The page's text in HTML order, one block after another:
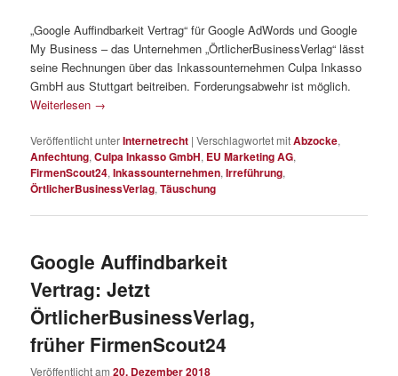
„Google Auffindbarkeit Vertrag“ für Google AdWords und Google
My Business – das Unternehmen „ÖrtlicherBusinessVerlag“ lässt
seine Rechnungen über das Inkassounternehmen Culpa Inkasso
GmbH aus Stuttgart beitreiben. Forderungsabwehr ist möglich.
Weiterlesen →
Veröffentlicht unterInternetrecht |Verschlagwortet mitAbzocke,
Anfechtung,Culpa Inkasso GmbH, EU Marketing AG,
FirmenScout24,Inkassounternehmen,Irreführung,
ÖrtlicherBusinessVerlag,Täuschung
Google Auffindbarkeit
Vertrag: Jetzt
ÖrtlicherBusinessVerlag,
früher FirmenScout24
Veröffentlicht am20. Dezember 2018